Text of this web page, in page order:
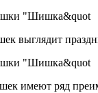
выглядит
имеют ряд